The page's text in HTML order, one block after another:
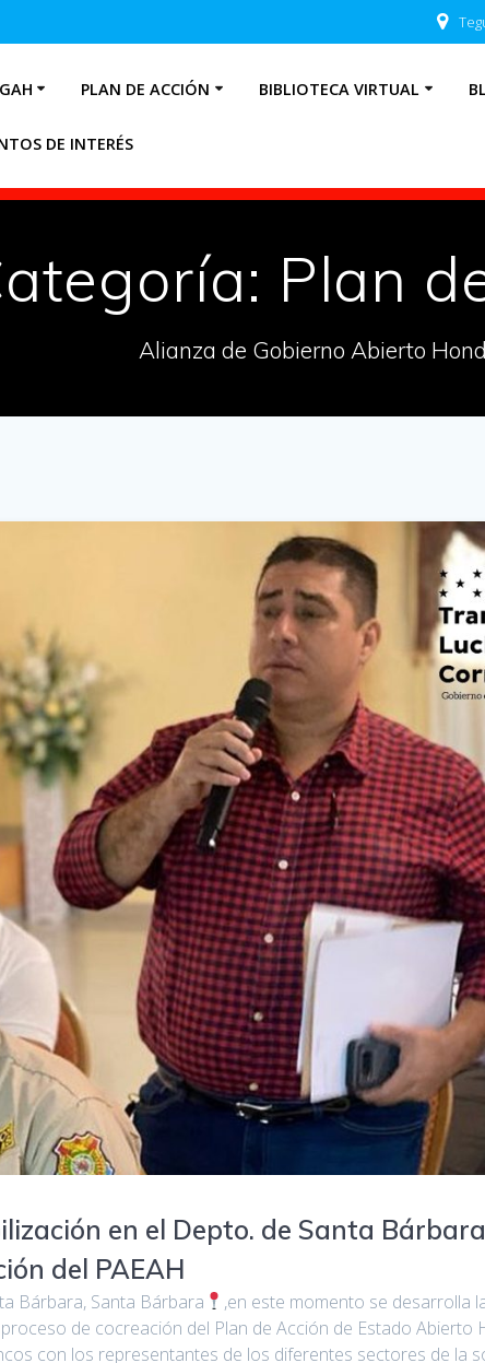
PLAN DE ACCIÓN BIBLIOTECA VIRTUAL
DE INTERÉS
Plan
Alianza de Gobierno Abierto
en el Depto. de Santa
del PAEAH
Bárbara, Santa Bárbara
,en este momento se desarrolla
de cocreación del Plan de Acción de Estado Abierto
con los representantes de los diferentes sectores de la